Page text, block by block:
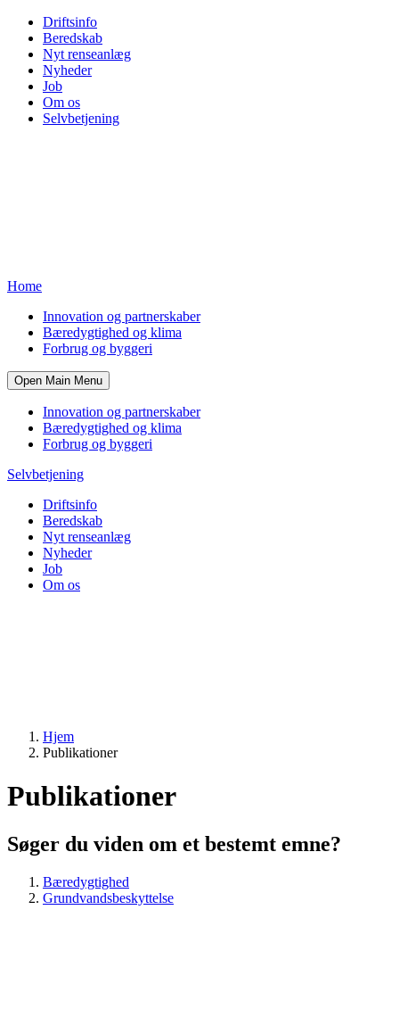
Driftsinfo
Beredskab
Nyt renseanlæg
Nyheder
Job
Om os
Selvbetjening
Home
Innovation og partnerskaber
Bæredygtighed og klima
Forbrug og byggeri
Open Main Menu
Innovation og partnerskaber
Bæredygtighed og klima
Forbrug og byggeri
Selvbetjening
Driftsinfo
Beredskab
Nyt renseanlæg
Nyheder
Job
Om os
Hjem
Publikationer
Publikationer
Søger du viden om et bestemt emne?
Bæredygtighed
Grundvandsbeskyttelse